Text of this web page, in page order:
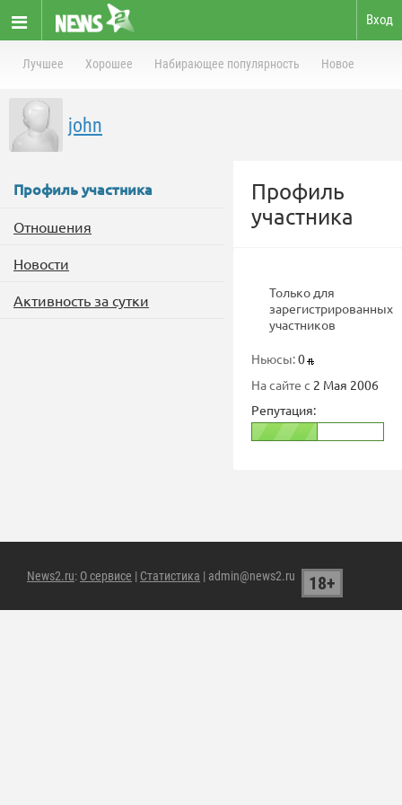
Вход
Лучшее Хорошее Набирающее популярность Новое
john
Профиль участника
Отношения
Новости
Активность за сутки
Профиль
участника
Только для
зарегистрированных
участников
Ньюсы:0
На сайте с 2 Мая 2006
Репутация:
News2.ru: О сервисе | Статистика | admin@news2.ru 18+